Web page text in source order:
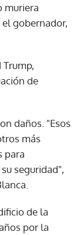
muriera
gobernador,
de
daños. "Esos
más
para
seguridad",
de la
por la